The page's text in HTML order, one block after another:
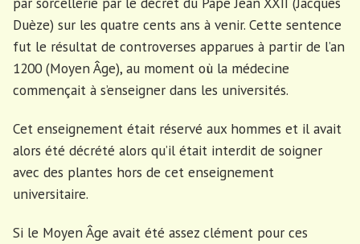
Duèze) sur les quatre cents ans à venir. Cette sentence
fut le résultat de controverses apparues à partir de l’an
1200 (Moyen Âge), au moment où la médecine
commençait à s’enseigner dans les universités.
Cet enseignement était réservé aux hommes et il avait
alors été décrété alors qu’il était interdit de soigner
avec des plantes hors de cet enseignement
universitaire.
Si le Moyen Âge avait été assez clément pour ces